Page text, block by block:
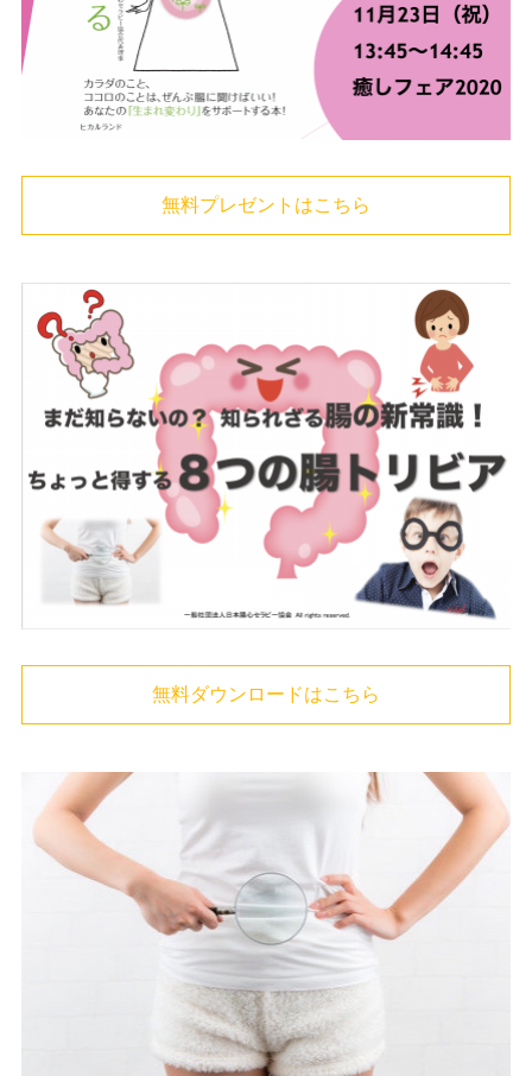
無料プレゼントはこちら
無料ダウンロードはこちら